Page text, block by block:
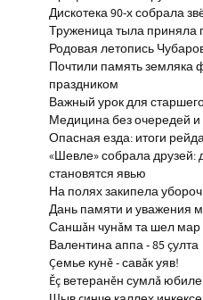
Дискотека 90-х собрала
Труженица тыла приняла
Родовая летопись
Почтили память земляка
праздником
Важный урок для
Медицина без очередей и
Опасная езда: итоги
«Шевле» собрала друзей:
становятся явью
На полях закипела
Дань памяти и уважения
Саншăн чунăм та шел мар
Валентина аппа - 85 çулта
Çемье кунĕ - савăк уяв!
Ĕç ветеранĕн сумлă